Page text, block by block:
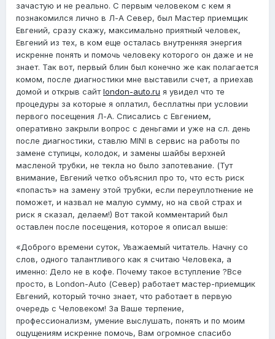
зачастую и не реально. С первым человеком с кем я
познакомился лично в Л-А Север, был Мастер приемщик
Евгений, сразу скажу, максимально приятный человек,
Евгений из тех, в ком еще осталась внутренняя энергия
искренне понять и помочь человеку которого он даже и не
знает. Так вот, первый блин был конечно же как полагается
комом, после диагностики мне выставили счет, а приехав
домой и открыв сайтlondon-auto.ru я увидел что те
процедуры за которые я оплатил, бесплатны при условии
первого посещения Л-А. Списались с Евгением,
оперативно закрыли вопрос с деньгами и уже на сл. день
после диагностики, ставлю MINI в сервис на работы по
замене ступицы, колодок, и замены шайбы верхней
масленой трубки, не текла но было запотевание. (Тут
внимание, Евгений четко объяснил про то, что есть риск
«попасть» на замену этой трубки, если переуплотнение не
поможет, и назвал не малую сумму, но на свой страх и
риск я сказал, делаем!) Вот такой комментарий был
оставлен после посещения, которое я описал выше:
«Доброго времени суток, Уважаемый читатель. Начну со
слов, одного талантливого как я считаю Человека, а
именно: Дело не в кофе. Почему такое вступление ?Все
просто, в London-Auto (Север) работает мастер-приемщик
Евгений, который точно знает, что работает в первую
очередь с Человеком! За Ваше терпение,
профессионализм, умение выслушать, понять и по моим
ощущениям искренне помочь, Вам огромное спасибо